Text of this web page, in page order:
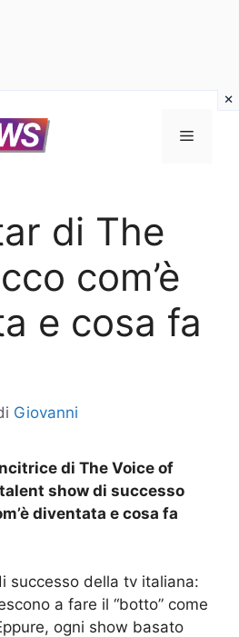
Menu
di The
com’è
e cosa fa
Giovanni
di The Voice of
show di successo
diventata e cosa fa
successo della tv italiana:
a fare il “botto” come
ogni show basato